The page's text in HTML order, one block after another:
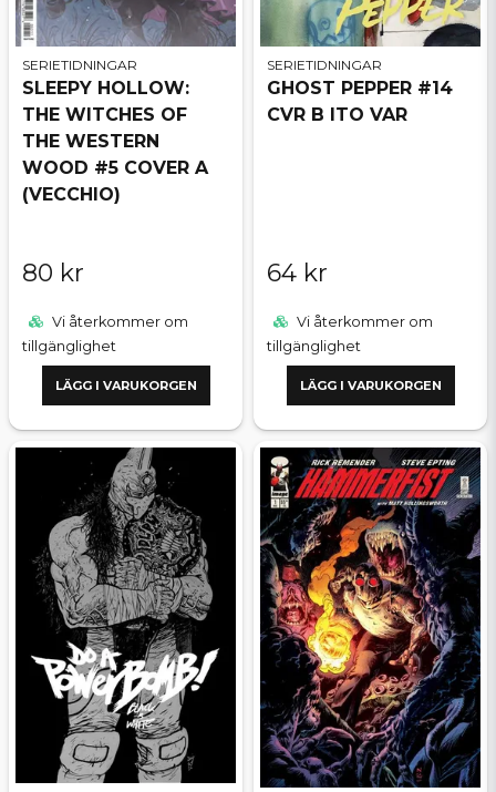
SERIETIDNINGAR
SLEEPY HOLLOW:
THE WITCHES OF
THE WESTERN
WOOD #5 COVER A
(VECCHIO)
80 kr
Vi återkommer om
tillgänglighet
LÄGG I VARUKORGEN
SERIETIDNINGAR
GHOST PEPPER #14
CVR B ITO VAR
64 kr
Vi återkommer om
tillgänglighet
LÄGG I VARUKORGEN